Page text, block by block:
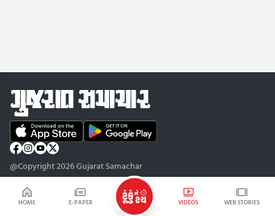
HOME E-PAPER VIDEOS WEB STORIES
@Copyright 2026 Gujarat Samachar